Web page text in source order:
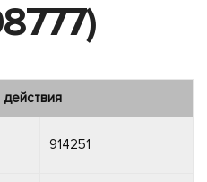
действия
914251